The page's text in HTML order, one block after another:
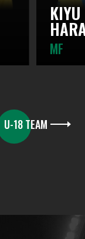
KIYU
MF
U-18 TEAM